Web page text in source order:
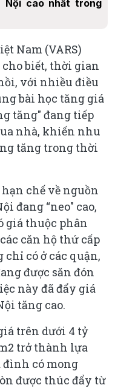
Nội cao nhất trong
Nam (VARS)
biết, thời gian
với nhiều điều
bài học tăng giá
tăng" đang tiếp
nhà, khiến nhu
tăng trong thời
chế về nguồn
đang “neo" cao,
giá thuộc phân
căn hộ thứ cấp
có ở các quận,
được săn đón
này đã đẩy giá
tăng cao.
trên dưới 4 tỷ
trở thành lựa
đình có mong
được thúc đẩy từ